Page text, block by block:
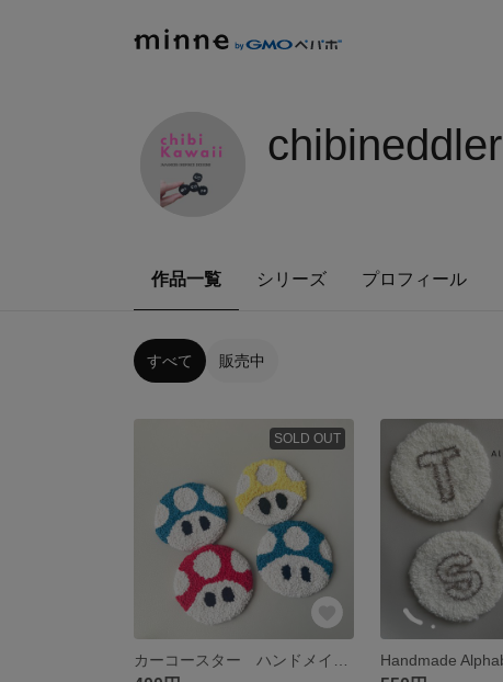
chibineddler
作品一覧 シリーズ プロフィール
すべて 販売中
SOLD OUT